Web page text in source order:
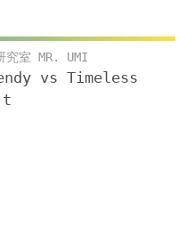
究室 MR. UMI
vs Timeless
t